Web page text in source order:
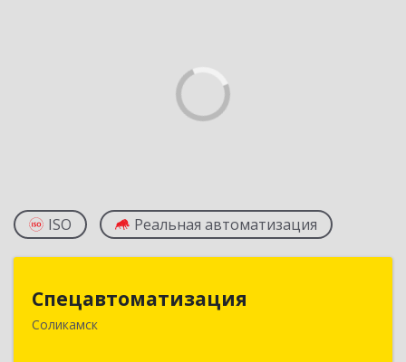
ISO Реальная автоматизация
Спецавтоматизация
Соликамск